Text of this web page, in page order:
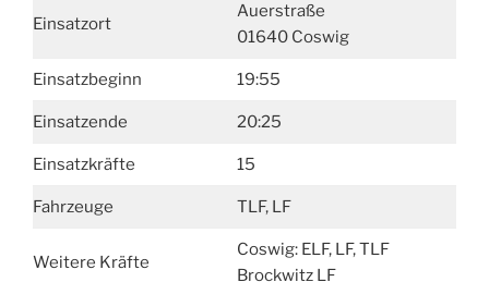
Einsatzort
Auerstraße
01640 Coswig
Einsatzbeginn 19:55
Einsatzende 20:25
Einsatzkräfte 15
Fahrzeuge TLF, LF
Weitere Kräfte
Coswig: ELF, LF, TLF
Brockwitz LF